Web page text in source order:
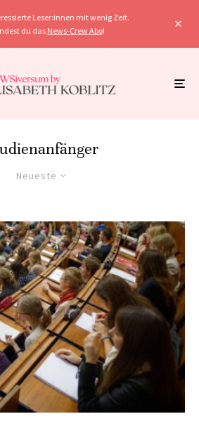
Leser:innen mit wenig Zeit.
du das News-Crew Abo!
Neueste